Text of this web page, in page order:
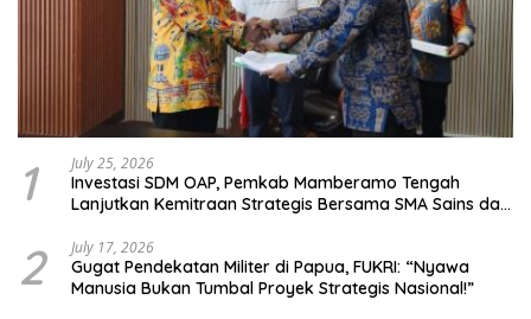
1 July 25, 2026
Investasi SDM OAP, Pemkab Mamberamo Tengah
Lanjutkan Kemitraan Strategis Bersama SMA Sains dan
2 July 17, 2026
Gugat Pendekatan Militer di Papua, FUKRI: “Nyawa
Manusia Bukan Tumbal Proyek Strategis Nasional!”